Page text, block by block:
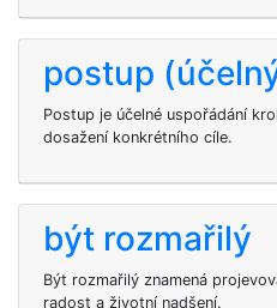
postup
Postup je účelné uspořádání
dosažení konkrétního cíle.
být rozmařilý
Být rozmařilý znamená
radost a životní nadšení.